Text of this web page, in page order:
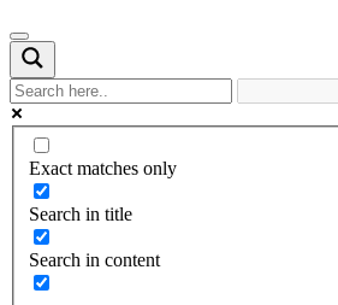
Exact matches only
Search in title
Search in content